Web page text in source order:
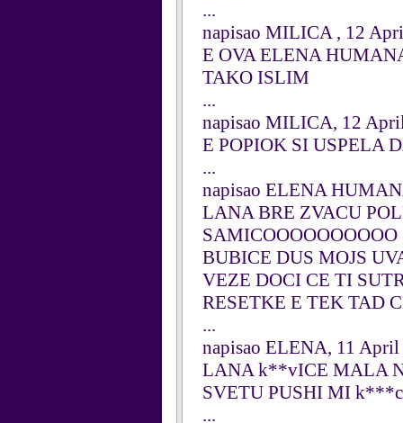
...
napisao MILICA , 12
E OVA ELENA
TAKO ISLIM
...
napisao MILICA, 12
E POPIOK SI USPELA
...
napisao ELENA
LANA BRE ZVACU
BUBICE DUS MOJS
VEZE DOCI CE TI
RESETKE E TEK TAD
...
napisao ELENA, 11
LANA k**vICE MALA
SVETU PUSHI MI
...